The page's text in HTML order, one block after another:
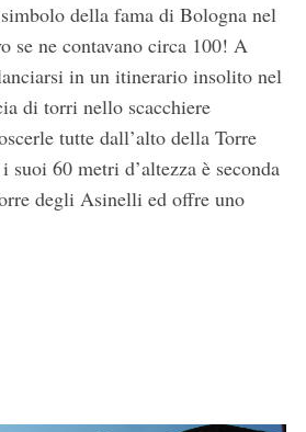
della fama di Bologna nel
se ne contavano circa 100! A
in un itinerario insolito nel
di torri nello scacchiere
tutte dall’alto della Torre
suoi 60 metri d’altezza è seconda
degli Asinelli ed offre uno